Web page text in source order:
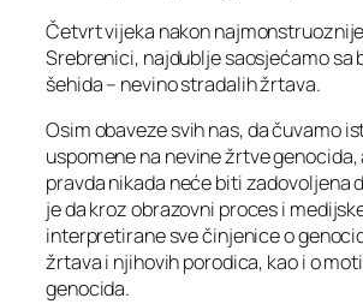
Četvrt vijeka nakon
Srebrenici, najdublje saosjećamo sa
šehida – nevino stradalih žrtava.
Osim obaveze svih nas, da čuvamo
uspomene na nevine žrtve genocida,
pravda nikada neće biti zadovoljena
je da kroz obrazovni proces i
interpretirane sve činjenice o
žrtava i njihovih porodica, kao i o
genocida.